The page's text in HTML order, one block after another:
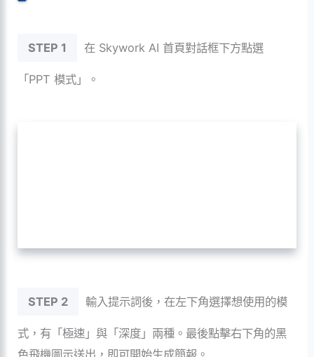
STEP 1 在 Skywork AI 首頁對話框下方點選
「PPT 模式」。
STEP 2 輸入提示詞後，在左下角選擇想使用的模
式，有「極速」與「深度」兩種。最後點擊右下角的黑